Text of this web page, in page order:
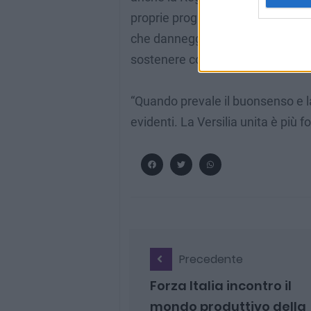
proprie programmazioni le date
che danneggerebbero tutti. Allo
sostenere con maggiore
“Quando prevale il buonsenso
evidenti. La Versilia unita è più
Precedente
Forza Italia incontro il
mondo produttivo della